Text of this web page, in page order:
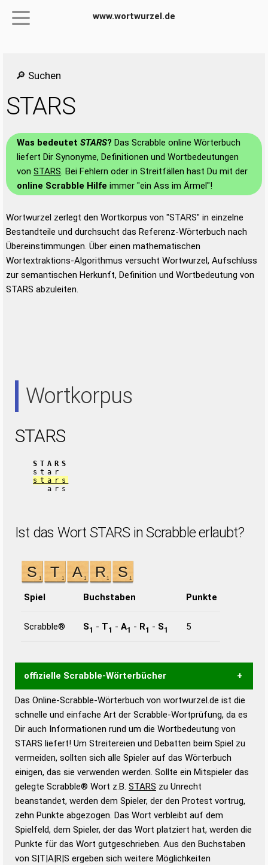
www.wortwurzel.de
🔎 Suchen
STARS
Was bedeutet STARS? Das Scrabble online Wörterbuch
liefert Dir Synonyme, Definitionen und Wortbedeutungen
von STARS. Bei Fehlern oder in Streitfällen hast Du mit der
online Scrabble Hilfe immer "ein Ass im Ärmel"!
Wortwurzel zerlegt den Wortkorpus von "STARS" in einzelne
Bestandteile und durchsucht das Referenz-Wörterbuch nach
Übereinstimmungen. Über einen mathematischen
Wortextraktions-Algorithmus versucht Wortwurzel, Aufschluss
zur semantischen Herkunft, Definition und Wortbedeutung von
STARS abzuleiten.
Wortkorpus
STARS
STARS
star
stars
ars
Ist das Wort STARS in Scrabble erlaubt?
Spiel Buchstaben Punkte
Scrabble® S1 - T1 - A1 - R1 - S1 5
offizielle Scrabble-Wörterbücher
Wortwurzel liefert mit Hilfe eines semantischen
Wortanalyse-Algorithmus gute Anhaltspunkte zu
Wortbedeutung, Worttrennung und Wortform, um die
Gültigkeit eines Wortes für das Scrabble-Spiel zu
bestimmen!
zugelassene Turnier Scrabble-
Wörterbücher sind:
Duden – Standardwerk in 12 Bänden
Duden – Richtiges und gutes
Deutsch
Duden – Die deutsche Grammatik
Das Online-Scrabble-Wörterbuch von wortwurzel.de ist die
schnelle und einfache Art der Scrabble-Wortprüfung, da es
Dir auch Informationen rund um die Wortbedeutung von
STARS liefert! Um Streitereien und Debatten beim Spiel zu
vermeiden, sollten sich alle Spieler auf das Wörterbuch
einigen, das sie verwenden werden. Sollte ein Mitspieler das
gelegte Scrabble® Wort z.B. STARS zu Unrecht
beanstandet, werden dem Spieler, der den Protest vortrug,
zehn Punkte abgezogen. Das Wort verbleibt auf dem
Spielfeld, dem Spieler, der das Wort platziert hat, werden die
Punkte für das Wort gutgeschrieben. Aus den Buchstaben
von S|T|A|R|S ergeben sich weitere Möglichkeiten